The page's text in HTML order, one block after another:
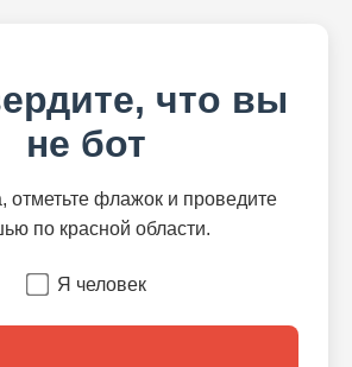
что вы
не бот
отметьте флажок и проведите
по красной области.
Я человек